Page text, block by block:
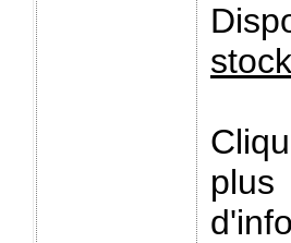
stock
plus